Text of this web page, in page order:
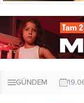
GÜNDEM